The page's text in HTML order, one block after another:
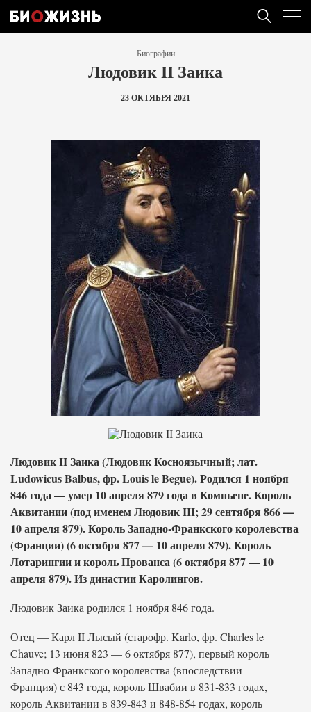
Биографии
Людовик II Заика
23 ОКТЯБРЯ 2021
Людовик II Заика (Людовик Косноязычный; лат.
Ludowicus Balbus, фр. Louis le Begue). Родился 1 ноября
846 года — умер 10 апреля 879 года в Компьене. Король
Аквитании (под именем Людовик III; 29 сентября 866 —
10 апреля 879). Король Западно-Франкского королевства
(Франции) (6 октября 877 — 10 апреля 879). Король
Лотарингии и король Прованса (6 октября 877 — 10
апреля 879). Из династии Каролингов.
Людовик Заика родился 1 ноября 846 года.
Отец — Карл II Лысый (старофр. Karlo, фр. Charles le
Chauve; 13 июня 823 — 6 октября 877), первый король
Западно-Франкского королевства (впоследствии —
Франция) с 843 года, король Швабии в 831-833 годах,
король Аквитании в 839-843 и 848-854 годах, король